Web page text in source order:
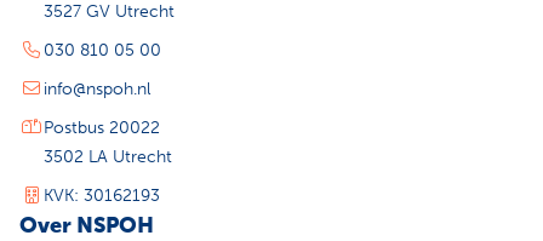
3527 GV Utrecht
030 810 05 00
info@nspoh.nl
Postbus 20022
3502 LA Utrecht
KVK: 30162193
Over NSPOH